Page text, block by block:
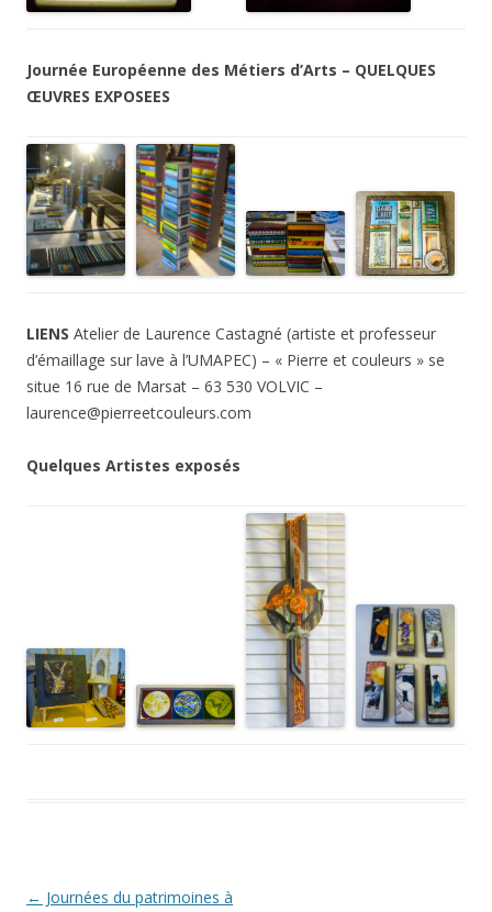
Journée Européenne des Métiers d’Arts – QUELQUES
ŒUVRES EXPOSEES
LIENS Atelier de Laurence Castagné (artiste et professeur
d’émaillage sur lave à l’UMAPEC) – « Pierre et couleurs » se
situe 16 rue de Marsat – 63 530 VOLVIC –
laurence@pierreetcouleurs.com
Quelques Artistes exposés
Navigation des articles
← Journées du patrimoines à